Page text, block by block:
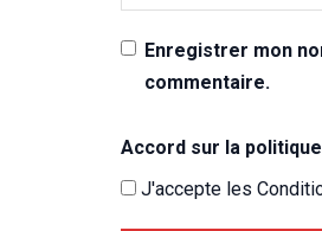
Enregistrer mon
commentaire.
Accord sur la
J'accepte les